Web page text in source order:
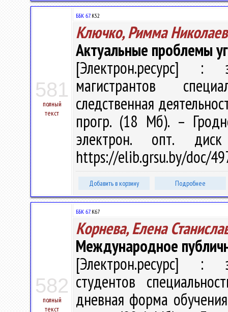
581
полный
текст
ББК 67.К52
Ключко, Римма
Актуальные проблемы
[Электрон.ресурс] :
магистрантов
следственная
прогр. (18 Мб). –
электрон. опт.
https://elib.grsu.by/doc/
Добавить в корзину Подробнее
582
полный
текст
ББК 67.К67
Корнева, Елена
Международное
[Электрон.ресурс] :
студентов
дневная форма